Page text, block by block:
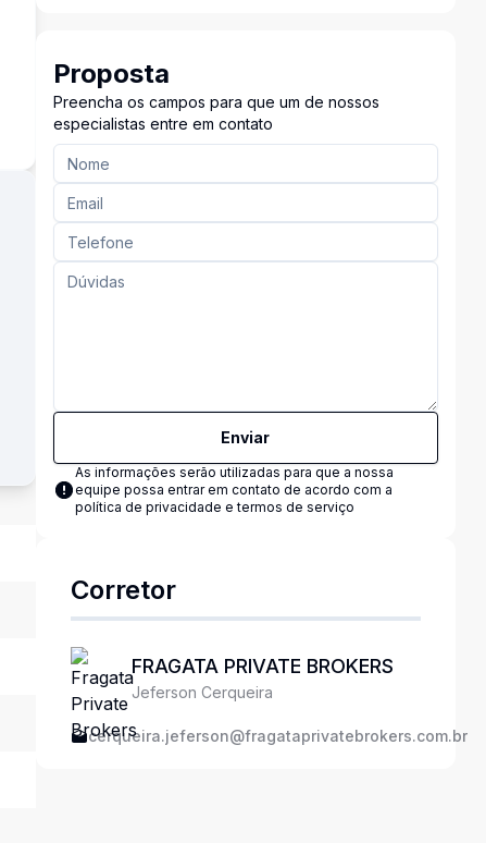
Proposta
Preencha os campos para que um de nossos
especialistas entre em contato
Enviar
As informações serão utilizadas para que a nossa
equipe possa entrar em contato de acordo com a
política de privacidade e termos de serviço
Corretor
FRAGATA PRIVATE BROKERS
Jeferson Cerqueira
cerqueira.jeferson@fragataprivatebrokers.com.br